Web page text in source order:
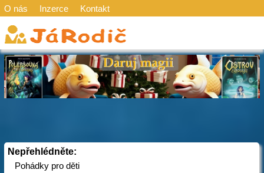
O nás Inzerce Kontakt
Nepřehlédněte:
Pohádky pro děti